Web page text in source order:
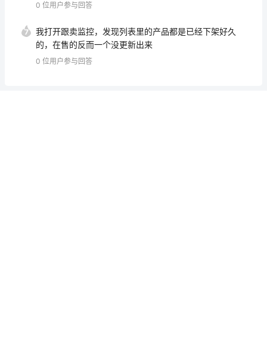
0 位用户参与回答
7
我打开跟卖监控，发现列表里的产品都是已经下架好久
的，在售的反而一个没更新出来
0 位用户参与回答